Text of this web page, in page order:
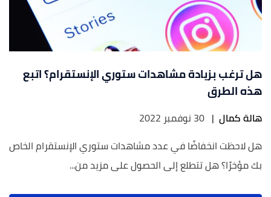
هل ترغب بزيادة مشاهدات ستوري الإنستقرام؟ اتبع
هذه الطرق
هالة كمال | 30 نوفمبر 2022
هل لاحظت انخفاضًا في عدد مشاهدات ستوري الإنستقرام الخاص
بك مؤخرًا؟ هل تتطلع إلى الحصول على مزيد من...